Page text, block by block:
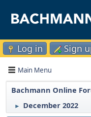
Log in Sign
Main Menu
Bachmann Online
► December 2022